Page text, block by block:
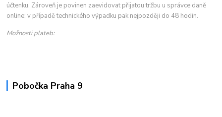
účtenku. Zároveň je povinen zaevidovat přijatou tržbu u správce daně
online; v případě technického výpadku pak nejpozději do 48 hodin.
Možnosti plateb:
Pobočka Praha 9